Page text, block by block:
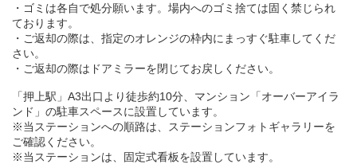
・ゴミは各自で処分願います。場内へのゴミ捨ては固く禁じられ
ております。
・ご返却の際は、指定のオレンジの枠内にまっすぐ駐車してくだ
さい。
・ご返却の際はドアミラーを閉じてお戻しください。
「押上駅」A3出口より徒歩約10分、マンション「オーバーアイラ
ンド」の駐車スペースに設置しています。
※当ステーションへの順路は、ステーションフォトギャラリーを
ご確認ください。
※当ステーションは、固定式看板を設置しています。